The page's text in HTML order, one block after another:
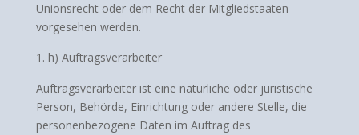
Unionsrecht oder dem Recht der Mitgliedstaaten
vorgesehen werden.
h) Auftragsverarbeiter
Auftragsverarbeiter ist eine natürliche oder juristische
Person, Behörde, Einrichtung oder andere Stelle, die
personenbezogene Daten im Auftrag des